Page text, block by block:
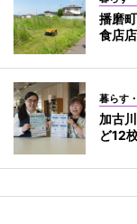
播磨
食店
暮らす
加古
ど12